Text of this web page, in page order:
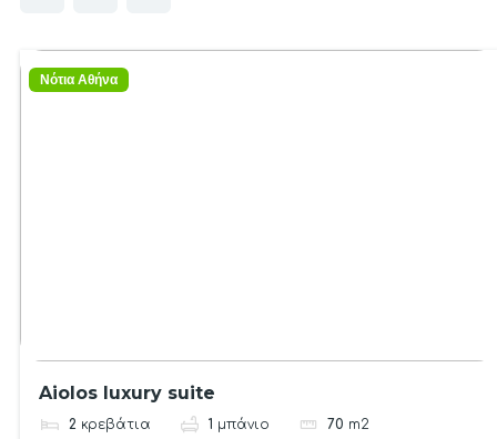
Νότια Αθήνα
Aiolos luxury suite
2 κρεβάτια 1 μπάνιο 70 m2